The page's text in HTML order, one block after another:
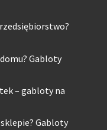
Gabloty
– gabloty na
Gabloty